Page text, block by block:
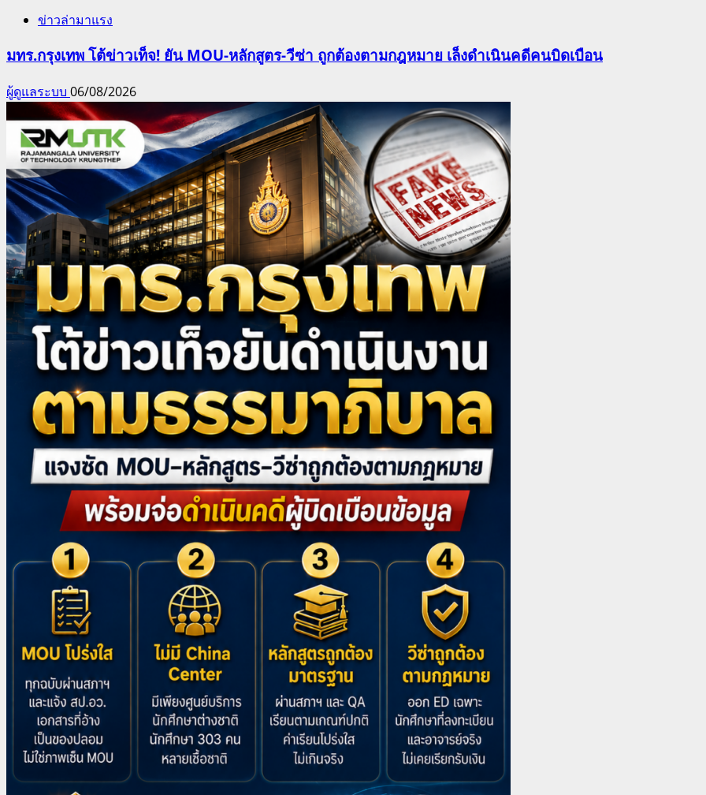
ข่าวล่ามาแรง
มทร.กรุงเทพ โต้ข่าวเท็จ! ยัน MOU-หลักสูตร-วีซ่า ถูกต้องตามกฎหมาย เล็งดำเนินคดีคนบิดเบือน
ผู้ดูแลระบบ 06/08/2026